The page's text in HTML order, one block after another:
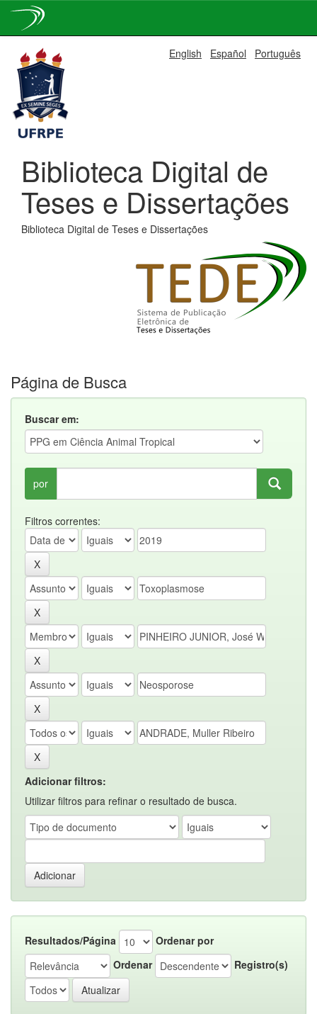
navigation
English Español Português
Biblioteca Digital de
Teses e Dissertações
Biblioteca Digital de Teses e Dissertações
Página de Busca
Buscar em:
por
Filtros correntes:
Adicionar filtros:
Utilizar filtros para refinar o resultado de busca.
Resultados/Página
Ordenar por
Ordenar
Registro(s)